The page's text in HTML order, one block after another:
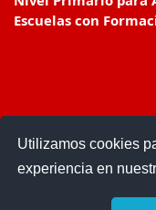
Utilizamos cookies
experiencia en
Escuelas con